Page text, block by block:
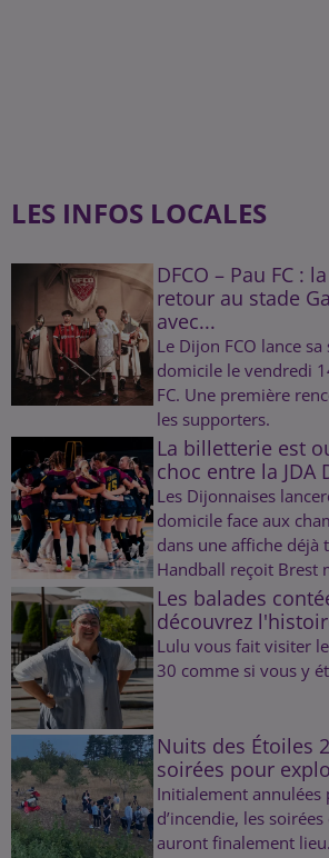
LES INFOS LOCALES
DFCO – Pau FC :
retour au stade
avec...
Le Dijon FCO lance
domicile le vendredi
FC. Une première
les supporters.
La billetterie est
choc entre la JDA
Les Dijonnaises
domicile face aux
dans une affiche déjà
Handball reçoit Brest
Les balades
découvrez
Lulu vous fait visiter
30 comme si vous y
Nuits des Étoiles
soirées pour
Initialement annulées
d’incendie, les
auront finalement